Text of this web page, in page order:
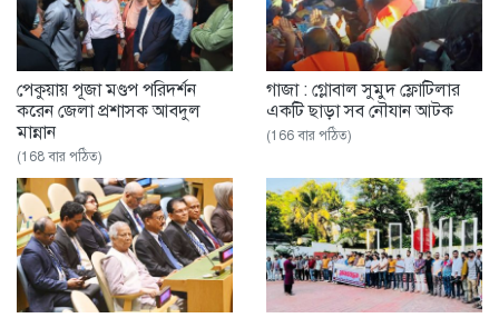
পেকুয়ায় পূজা মণ্ডপ পরিদর্শন
করেন জেলা প্রশাসক আবদুল
মান্নান
(168 বার পঠিত)
গাজা : গ্লোবাল সুমুদ ফ্লোটিলার
একটি ছাড়া সব নৌযান আটক
(166 বার পঠিত)